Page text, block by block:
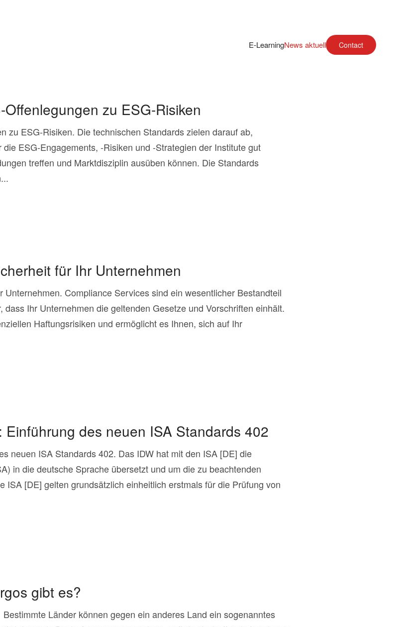
E-LearningNews aktuell Contact
zu ESG-Risiken
zu ESG-Risiken. Die technischen Standards zielen darauf ab,
ESG-Engagements, -Risiken und -Strategien der Institute gut
treffen und Marktdisziplin ausüben können. Die Standards
für Ihr Unternehmen
Compliance Services sind ein wesentlicher Bestandteil
Ihr Unternehmen die geltenden Gesetze und Vorschriften einhält.
Haftungsrisiken und ermöglicht es Ihnen, sich auf Ihr
des neuen ISA Standards 402
neuen ISA Standards 402. Das IDW hat mit den ISA [DE] die
in die deutsche Sprache übersetzt und um die zu beachtenden
ISA [DE] gelten grundsätzlich einheitlich erstmals für die Prüfung von
gibt es?
Länder können gegen ein anderes Land ein sogenanntes